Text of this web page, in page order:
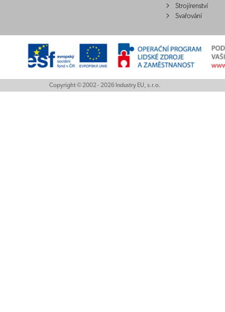
Strojírenství
Svařování
Copyright © 2002 - 2026 Industry EU, s.r.o.